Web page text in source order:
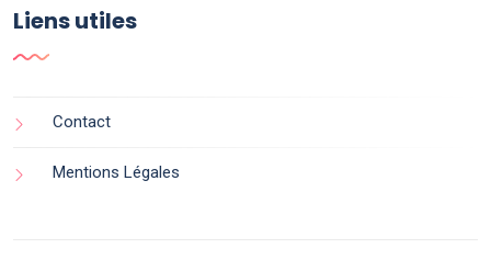
Liens utiles
Contact
Mentions Légales